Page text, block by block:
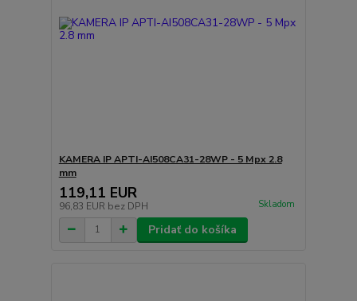
KAMERA IP APTI-AI508CA31-28WP - 5 Mpx 2.8
mm
119,11 EUR
96,83 EUR bez DPH Skladom
Pridať do košíka